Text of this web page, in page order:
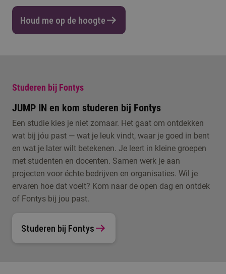
Houd me op de hoogte
Studeren bij Fontys
JUMP IN en kom studeren bij Fontys
Een studie kies je niet zomaar. Het gaat om ontdekken
wat bij jóu past — wat je leuk vindt, waar je goed in bent
en wat je later wilt betekenen. Je leert in kleine groepen
met studenten en docenten. Samen werk je aan
projecten voor échte bedrijven en organisaties. Wil je
ervaren hoe dat voelt? Kom naar de open dag en ontdek
of Fontys bij jou past.
Studeren bij Fontys